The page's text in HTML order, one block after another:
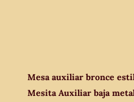
Mesa auxiliar bronce
Mesita Auxiliar baja